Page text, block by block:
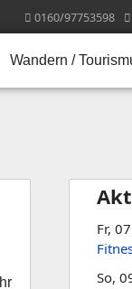
0160/97753598
Wandern /
Fr,
So,